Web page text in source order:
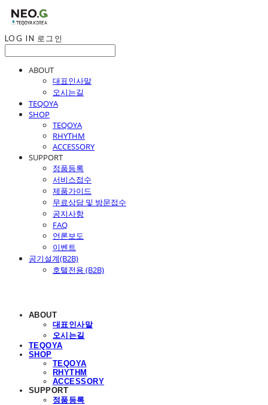
LOG IN 로그인
ABOUT
대표인사말
오시는길
TEQOYA
SHOP
TEQOYA
RHYTHM
ACCESSORY
SUPPORT
정품등록
서비스접수
제품가이드
무료상담 및 방문접수
공지사항
FAQ
언론보도
이벤트
공기설계(B2B)
호텔전용 (B2B)
ABOUT
대표인사말
오시는길
TEQOYA
SHOP
TEQOYA
RHYTHM
ACCESSORY
SUPPORT
정품등록